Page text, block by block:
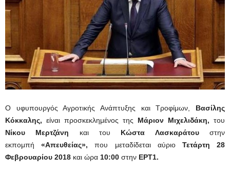
Ο υφυπουργός Αγροτικής Ανάπτυξης και Τροφίμων, Βασίλης
Κόκκαλης, είναι προσκεκλημένος της Μάριον Μιχελιδάκη, του
Νίκου Μερτζάνη και του Κώστα Λασκαράτουστην
εκπομπή«Απευθείας», που μεταδίδεται αύριο Τετάρτη 28
Φεβρουαρίου 2018 και ώρα 10:00 στην ΕΡΤ1.